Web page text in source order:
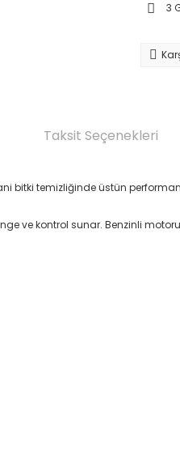
3
Taksit Seçenekleri
bitki temizliğinde üstün
ve kontrol sunar. Benzinli